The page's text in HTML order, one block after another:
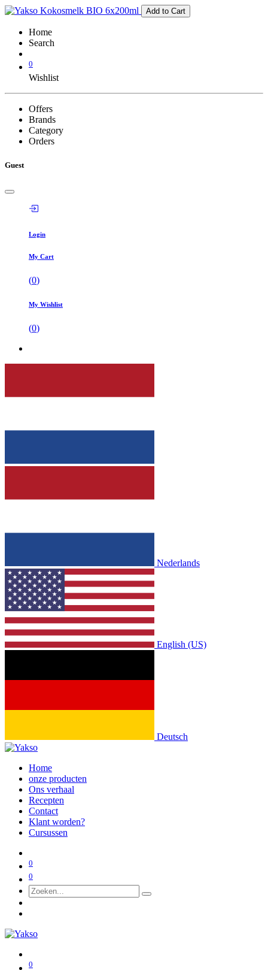
Add to Cart
Home
Search
0
Wishlist
Offers
Brands
Category
Orders
Guest
Login
My Cart
(0)
My Wishlist
(0)
Nederlands
English (US)
Deutsch
Home
onze producten
Ons verhaal
Recepten
Contact
Klant worden?
Cursussen
0
0
0